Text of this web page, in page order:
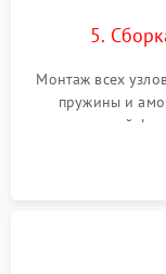
5.
Монтаж всех
пружины и
надежной
герметиком для